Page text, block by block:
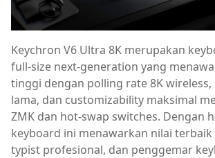
Keychron V6 Ultra 8K merupakan
full-size next-generation yang
tinggi dengan polling rate 8K
lama, dan customizability maksimal
ZMK dan hot-swap switches. Dengan
keyboard ini menawarkan nilai terbaik
typist profesional, dan penggemar